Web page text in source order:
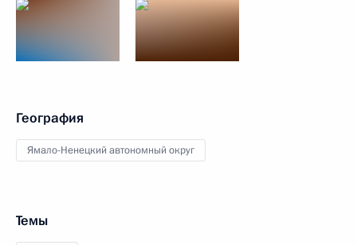
География
Ямало-Ненецкий автономный округ
Темы